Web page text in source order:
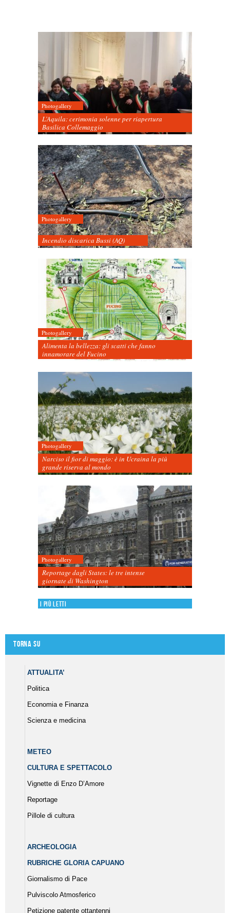
Photogallery
L’Aquila: cerimonia solenne per riapertura
Basilica Collemaggio
Photogallery
Incendio discarica Bussi (AQ)
Photogallery
Alimenta la bellezza: gli scatti che fanno
innamorare del Fucino
Photogallery
Narciso il fior di maggio: è in Ucraina la più
grande riserva al mondo
Photogallery
Reportage dagli States: le tre intense
giornate di Washington
I più letti
Torna su
ATTUALITA’
Politica
Economia e Finanza
Scienza e medicina
METEO
CULTURA E SPETTACOLO
Vignette di Enzo D’Amore
Reportage
Pillole di cultura
ARCHEOLOGIA
RUBRICHE GLORIA CAPUANO
Giornalismo di Pace
Pulviscolo Atmosferico
Petizione patente ottantenni